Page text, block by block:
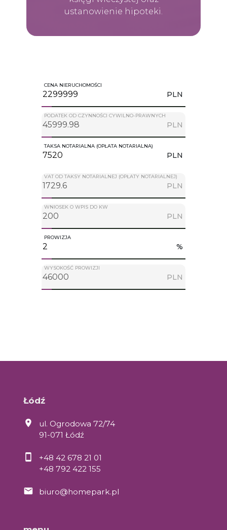
ustanowienie hipoteki.
CENA NIERUCHOMOŚCI
PLN
PODATEK OD CZYNNOŚCI CYWILNO-PRAWNYCH
PLN
TAKSA NOTARIALNA (OPŁATA NOTARIALNA)
PLN
VAT OD TAKSY NOTARIALNEJ (OPŁATY NOTARIALNEJ)
PLN
WNIOSEK O WPIS DO KW
PLN
PROWIZJA
%
WYSOKOŚĆ PROWIZJI
PLN
Łódź
ul. Ogrodowa 72/74
91-071 Łódź
+48 42 678 21 01
+48 792 422 155
biuro@homepark.pl